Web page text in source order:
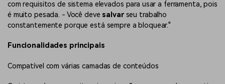
com requisitos de sistema elevados para usar a ferramenta, pois
é muito pesada. - Você deve salvar seu trabalho
constantemente porque está sempre a bloquear."
Funcionalidades principais
Compatível com várias camadas de conteúdos